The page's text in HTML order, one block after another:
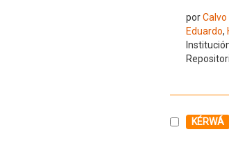
porCalvo
Eduardo,
Seleccione
KÉRWÁ